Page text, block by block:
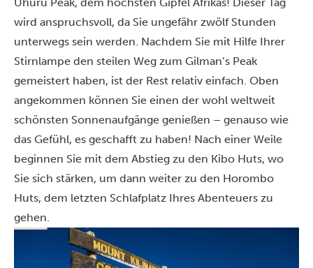
wird anspruchsvoll, da Sie ungefähr zwölf Stunden
unterwegs sein werden. Nachdem Sie mit Hilfe Ihrer
Stirnlampe den steilen Weg zum Gilman’s Peak
gemeistert haben, ist der Rest relativ einfach. Oben
angekommen können Sie einen der wohl weltweit
schönsten Sonnenaufgänge genießen – genauso wie
das Gefühl, es geschafft zu haben! Nach einer Weile
beginnen Sie mit dem Abstieg zu den Kibo Huts, wo
Sie sich stärken, um dann weiter zu den Horombo
Huts, dem letzten Schlafplatz Ihres Abenteuers zu
gehen.